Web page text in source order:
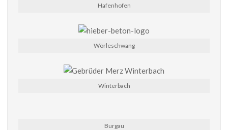
Hafenhofen
Wörleschwang
Winterbach
Burgau